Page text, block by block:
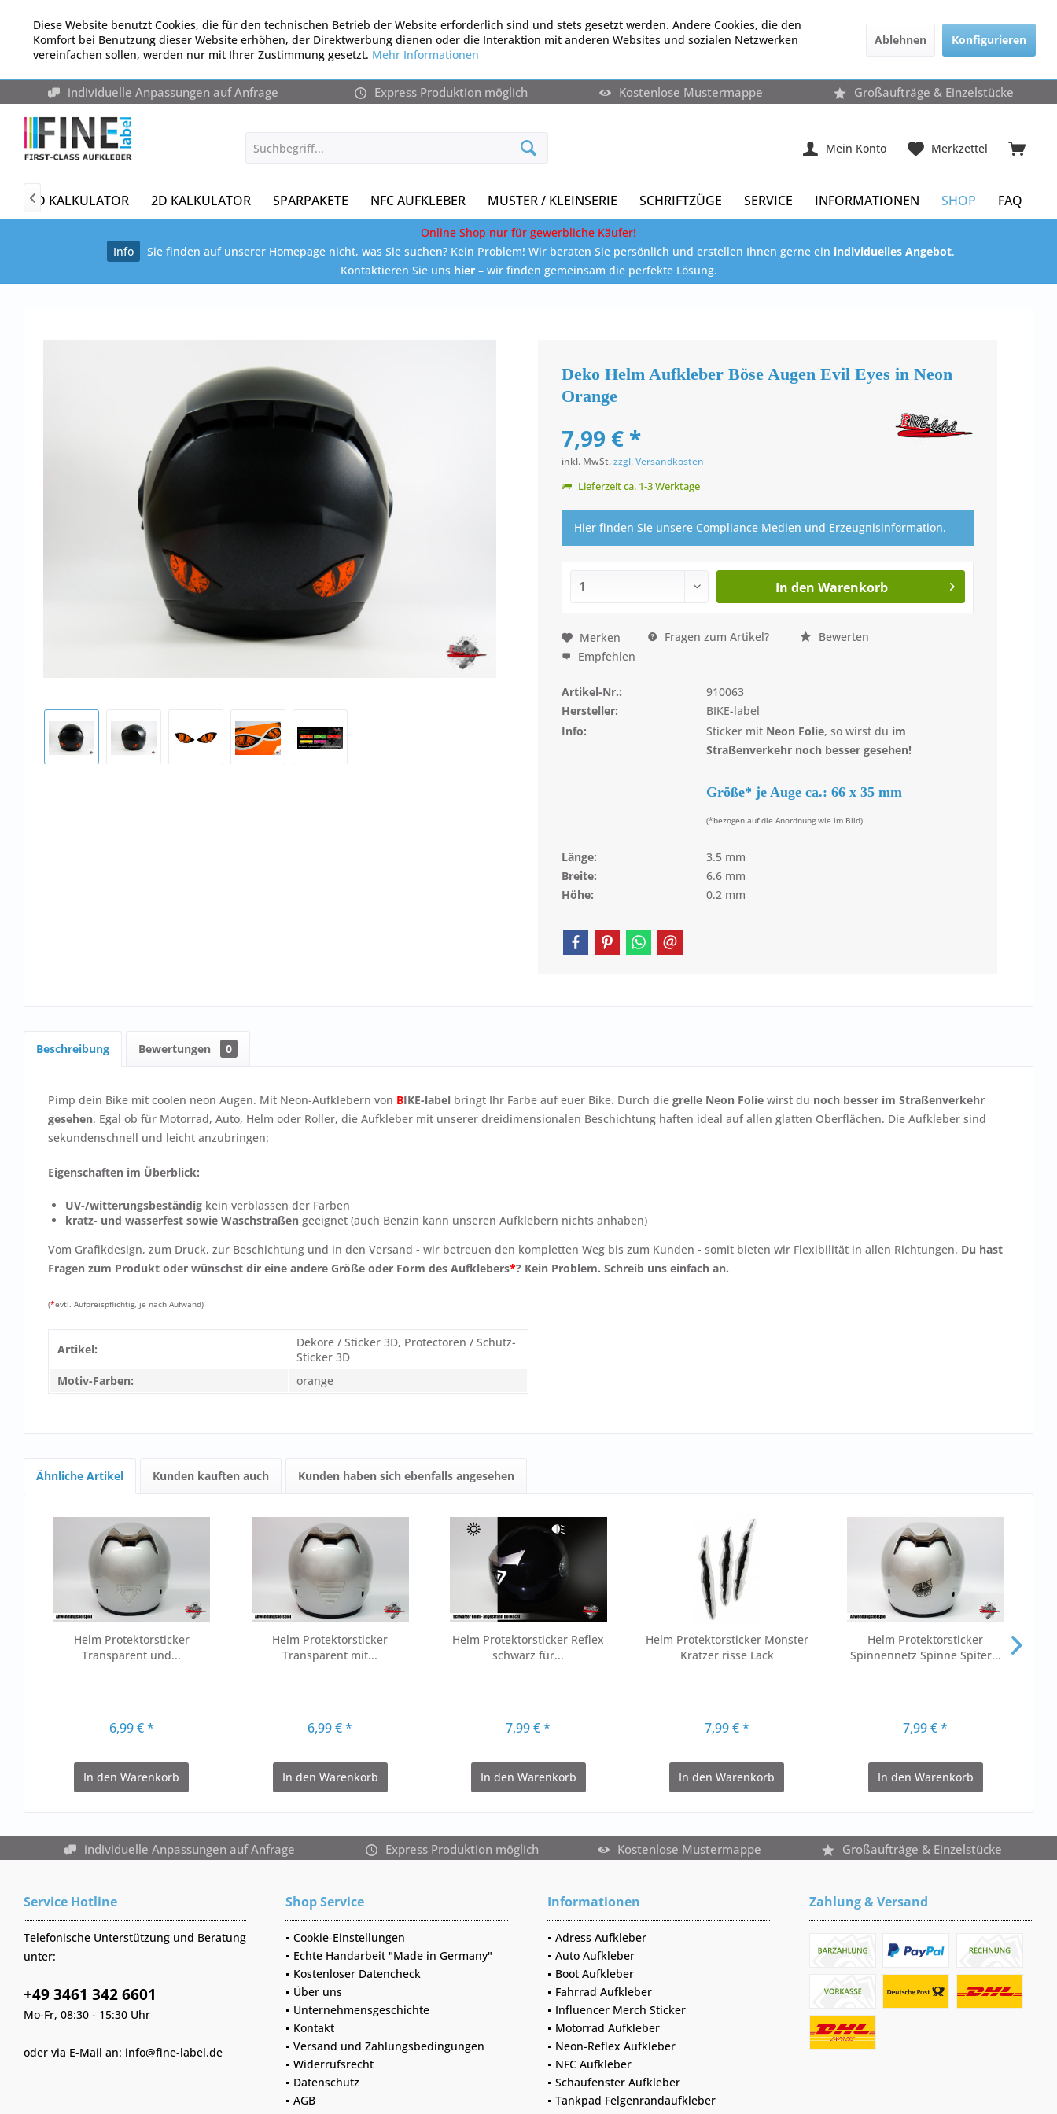
Diese Website benutzt Cookies, die für den technischen Betrieb der Website erforderlich sind und stets gesetzt werden. Andere Cookies, die den
Komfort bei Benutzung dieser Website erhöhen, der Direktwerbung dienen oder die Interaktion mit anderen Websites und sozialen Netzwerken
vereinfachen sollen, werden nur mit Ihrer Zustimmung gesetzt. Mehr Informationen
Ablehnen Konfigurieren
individuelle Anpassungen auf Anfrage Express Produktion möglich Kostenlose Mustermappe Großaufträge & Einzelstücke
Merkzettel
Mein Konto
3D KALKULATOR 2D KALKULATOR SPARPAKETE NFC AUFKLEBER MUSTER / KLEINSERIE SCHRIFTZÜGE SERVICE INFORMATIONEN SHOP FAQ

Online Shop nur für gewerbliche Käufer!
Info
Sie finden auf unserer Homepage nicht, was Sie suchen? Kein Problem! Wir beraten Sie persönlich und erstellen Ihnen gerne ein individuelles Angebot.
Kontaktieren Sie uns hier– wir finden gemeinsam die perfekte Lösung.
Deko Helm Aufkleber Böse Augen Evil Eyes in Neon
Orange
7,99 € *
inkl. MwSt.zzgl. Versandkosten
Lieferzeit ca. 1-3 Werktage
Hier finden Sie unsere Compliance Medien und Erzeugnisinformation.
In den Warenkorb
Merken Fragen zum Artikel?
Bewerten
Empfehlen
Artikel-Nr.:
910063
Hersteller:
BIKE-label
Info:
Sticker mit Neon Folie, so wirst du im
Straßenverkehr noch besser gesehen!
Größe* je Auge ca.: 66 x 35 mm
(*bezogen auf die Anordnung wie im Bild)
Länge:
3.5 mm
Breite:
6.6 mm
Höhe:
0.2 mm
Beschreibung Bewertungen 0
Pimp dein Bike mit coolen neon Augen. Mit Neon-Aufklebern von BIKE-label bringt Ihr Farbe auf euer Bike. Durch die grelle Neon Folie wirst du noch besser im Straßenverkehr
gesehen. Egal ob für Motorrad, Auto, Helm oder Roller, die Aufkleber mit unserer dreidimensionalen Beschichtung haften ideal auf allen glatten Oberflächen. Die Aufkleber sind
sekundenschnell und leicht anzubringen:
Eigenschaften im Überblick:
UV-/witterungsbeständig kein verblassen der Farben
kratz- und wasserfest sowie Waschstraßen geeignet (auch Benzin kann unseren Aufklebern nichts anhaben)
Vom Grafikdesign, zum Druck, zur Beschichtung und in den Versand - wir betreuen den kompletten Weg bis zum Kunden - somit bieten wir Flexibilität in allen Richtungen. Du hast
Fragen zum Produkt oder wünschst dir eine andere Größe oder Form des Aufklebers*? Kein Problem. Schreib uns einfach an.
(*evtl. Aufpreispflichtig, je nach Aufwand)
Artikel:
Dekore / Sticker 3D, Protectoren / Schutz-
Sticker 3D
Motiv-Farben:
orange
Ähnliche Artikel Kunden kauften auch Kunden haben sich ebenfalls angesehen
Helm Protektorsticker
Transparent und...
6,99 € *
In den Warenkorb
Helm Protektorsticker
Transparent mit...
6,99 € *
In den Warenkorb
Helm Protektorsticker Reflex
schwarz für...
7,99 € *
In den Warenkorb
Helm Protektorsticker Monster
Kratzer risse Lack
7,99 € *
In den Warenkorb
Helm Protektorsticker
Spinnennetz Spinne Spiter...
7,99 € *
In den Warenkorb
individuelle Anpassungen auf Anfrage Express Produktion möglich Kostenlose Mustermappe Großaufträge & Einzelstücke
Service Hotline
Telefonische Unterstützung und Beratung
unter:
+49 3461 342 6601
Mo-Fr, 08:30 - 15:30 Uhr
oder via E-Mail an: info@fine-label.de
Shop Service
Cookie-Einstellungen
Echte Handarbeit "Made in Germany"
Kostenloser Datencheck
Über uns
Unternehmensgeschichte
Kontakt
Versand und Zahlungsbedingungen
Widerrufsrecht
Datenschutz
AGB
Informationen
Adress Aufkleber
Auto Aufkleber
Boot Aufkleber
Fahrrad Aufkleber
Influencer Merch Sticker
Motorrad Aufkleber
Neon-Reflex Aufkleber
NFC Aufkleber
Schaufenster Aufkleber
Tankpad Felgenrandaufkleber
Zahlung & Versand